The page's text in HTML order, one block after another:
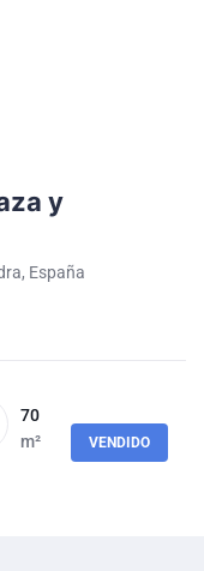
y
España
70
m²
VENDIDO